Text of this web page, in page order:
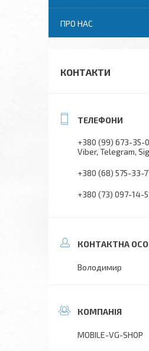
ПРО НАС
КОНТАКТИ
+380 (99) 673-35-
Viber, Telegram,
+380 (68) 575-33-
+380 (73) 097-14-
Володимир
MOBILE-VG-SHOP